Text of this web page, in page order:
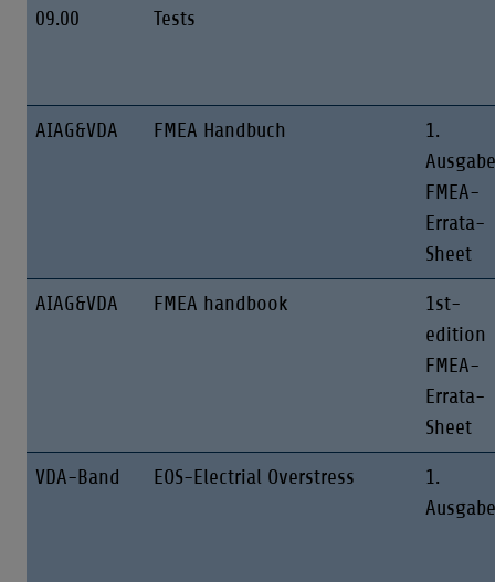
09.00
Tests
AIAG&VDA FMEA Handbuch
1.
Ausgabe
FMEA-
Errata-
Sheet
AIAG&VDA FMEA handbook
1st-
edition
FMEA-
Errata-
Sheet
VDA-Band EOS-Electrial Overstress
1.
Ausgabe